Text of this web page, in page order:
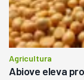
Agricultura
Abiove eleva